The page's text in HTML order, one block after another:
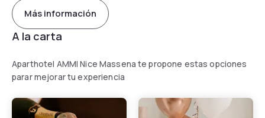
Más información
A la carta
Aparthotel AMMI Nice Massena te propone estas opciones
parar mejorar tu experiencia